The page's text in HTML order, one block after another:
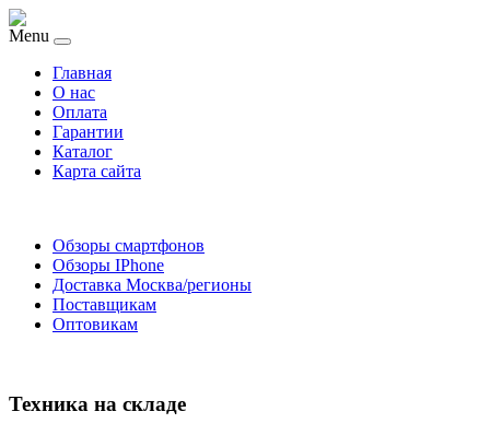
Menu
Главная
O нас
Оплата
Гарантии
Каталог
Карта сайта
Обзоры смартфонов
Обзоры IPhone
Доставка Москва/регионы
Поставщикам
Оптовикам
Техника на складе